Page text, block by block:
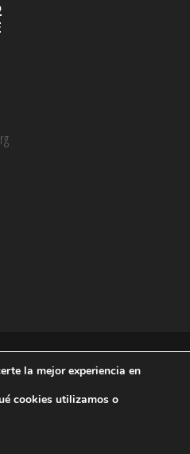
de Música Juan Cantó en
la mejor experiencia en
cookies utilizamos o